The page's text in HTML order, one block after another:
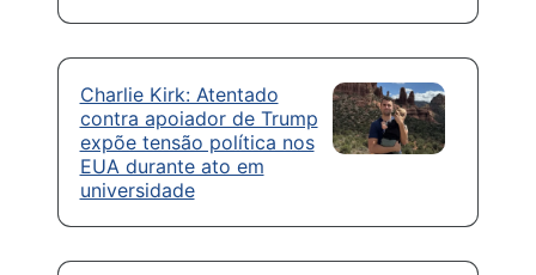
Charlie Kirk: Atentado
contra apoiador de Trump
expõe tensão política nos
EUA durante ato em
universidade